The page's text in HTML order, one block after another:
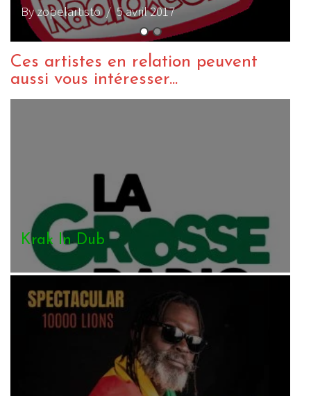
By charliedub/ 16 janvier 2019
Ces artistes en relation peuvent
aussi vous intéresser...
Krak In Dub